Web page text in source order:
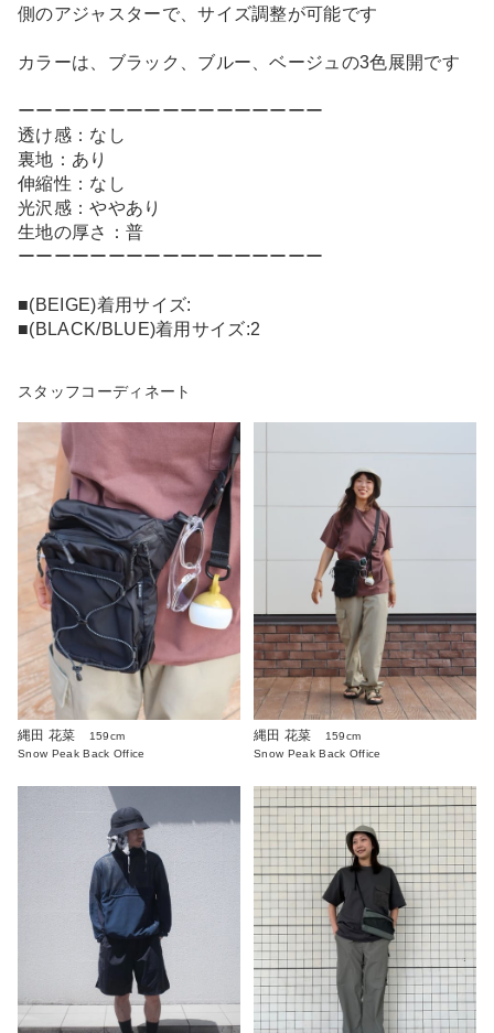
側のアジャスターで、サイズ調整が可能です
カラーは、ブラック、ブルー、ベージュの3色展開です
ーーーーーーーーーーーーーーーーー
透け感：なし
裏地：あり
伸縮性：なし
光沢感：ややあり
生地の厚さ：普
ーーーーーーーーーーーーーーーーー
■(BEIGE)着用サイズ:
■(BLACK/BLUE)着用サイズ:2
スタッフコーディネート
縄田 花菜
159cm
Snow Peak Back Office
縄田 花菜
159cm
Snow Peak Back Office